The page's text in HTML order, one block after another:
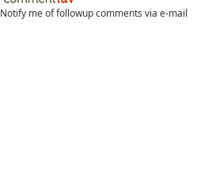
Notify me of followup comments via e-mail